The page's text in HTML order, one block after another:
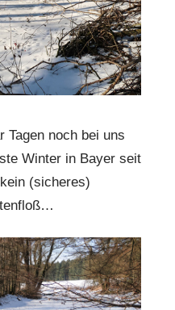
Tagen noch bei uns
Winter in Bayer seit
(sicheres)